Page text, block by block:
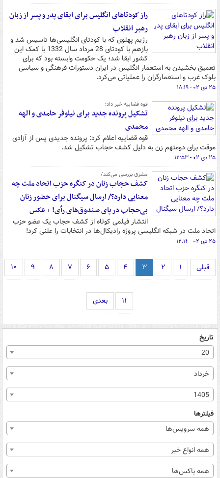
راز کودتاهای انگلیس برای ابقای پدر و پسر از زبان
رهبر انقلاب
رژیم پهلوی که با کودتای انگلیسی‌ها تاسیس شد و
بازهم با کودتای 28 مرداد سال 1332 با کمک این
کشور ابقا شد؛ یک حکومت وابسته بود که برای
تعمیق بخشیدن به استعمار انگلیس در ایران دستورات فرهنگی و سیاسی
بلوک غرب و استعمارگران را عملیاتی می‌کرد.
۲۵ دی ۰۲ - ۱۸:۱۹
قوه قضاییه خبر داد؛
تشکیل پرونده جدید برای نیلوفر حامدی و الهه
محمدی
قوه قضاییه اعلام کرد: پرونده جدیدی پس از آزادی
موقت برای دومتهم زن به‌ دلیل کشف حجاب تشکیل شد.
۲۵ دی ۰۲ - ۱۲:۵۳
مشرق بررسی می‌کند/
کشف حجاب زنان در کنگره حزب اتحاد ملت چه
معنایی دارد؟/ ارسال سیگنال برای حضور زنان
بی‌حجاب در پای صندوق‌های رأی! + عکس
انتشار فیلمی کوتاه از کشف حجاب یک عضو حزب
اتحاد ملت در شبکه انگلیسی پروژه رادیکال‌ها در انتخابات را علنی کرد!
۲۵ دی ۰۲ - ۱۲:۱۴
قبلی ۱ ۲ ۳ ۴ ۵ ۶ ۷ ۸ ۹ ۱۰
۱۱ بعدی
تاریخ
20
خرداد
1405
فیلترها
همه سرویس‌ها
همه انواع خبر
همه باکس‌ها